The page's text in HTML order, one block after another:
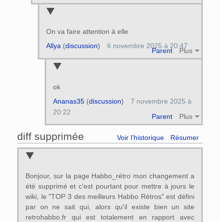
On va faire attention à elle
Parent Plus
Allya(discussion) 6 novembre 2025 à 20:47
ok
Parent Plus
Ananas35(discussion)
7 novembre 2025 à
20:22
diff supprimée Voir l’historique Résumer
Bonjour, sur la page Habbo_rétro mon changement a
été supprimé et c'est pourtant pour mettre à jours le
wiki, le "TOP 3 des meilleurs Habbo Rétros" est défini
par on ne sait qui, alors qu'il existe bien un site
retrohabbo.fr qui est totalement en rapport avec